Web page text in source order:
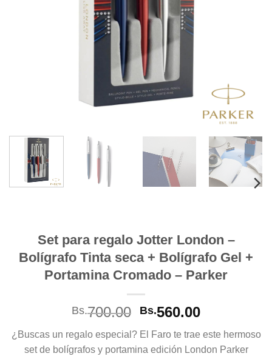
Set para regalo Jotter London –
Bolígrafo Tinta seca + Bolígrafo Gel +
Portamina Cromado – Parker
Bs.700.00 El
original
era:
Bs.560.00El
actual
es:
¿Buscas un regalo especial? El Faro te trae este hermoso
set de bolígrafos y portamina edición London Parker